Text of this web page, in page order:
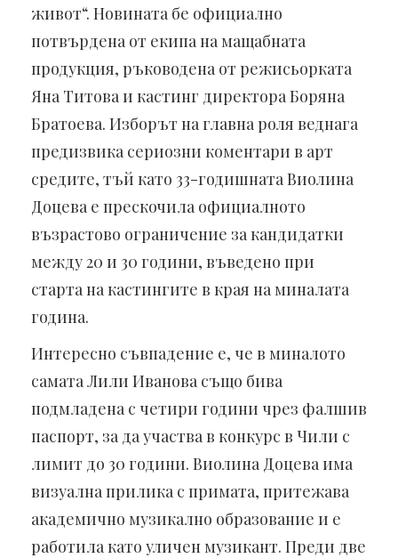
живот“. Новината бе официално
потвърдена от екипа на мащабната
продукция, ръководена от режисьорката
Яна Титова и кастинг директора Боряна
Братоева. Изборът на главна роля веднага
предизвика сериозни коментари в арт
средите, тъй като 33-годишната Виолина
Доцева е прескочила официалното
възрастово ограничение за кандидатки
между 20 и 30 години, въведено при
старта на кастингите в края на миналата
година.
Интересно съвпадение е, че в миналото
самата Лили Иванова също бива
подмладена с четири години чрез фалшив
паспорт, за да участва в конкурс в Чили с
лимит до 30 години. Виолина Доцева има
визуална прилика с примата, притежава
академично музикално образование и е
работила като уличен музикант. Преди две